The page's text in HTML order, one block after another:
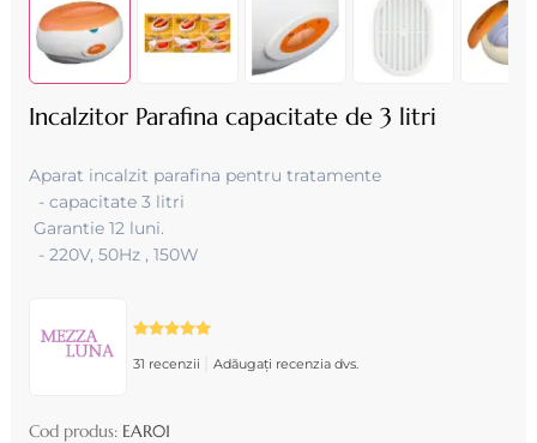
Incalzitor Parafina capacitate de 3 litri
Aparat incalzit parafina pentru tratamente
- capacitate 3 litri
Garantie 12 luni.
- 220V, 50Hz , 150W
31 recenzii Adăugați recenzia dvs.
Cod produs: EAR01